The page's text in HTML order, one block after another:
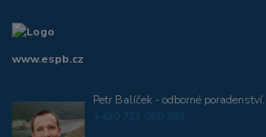
www.espb.cz
Petr Balíček - odborné
+420 721 050 382